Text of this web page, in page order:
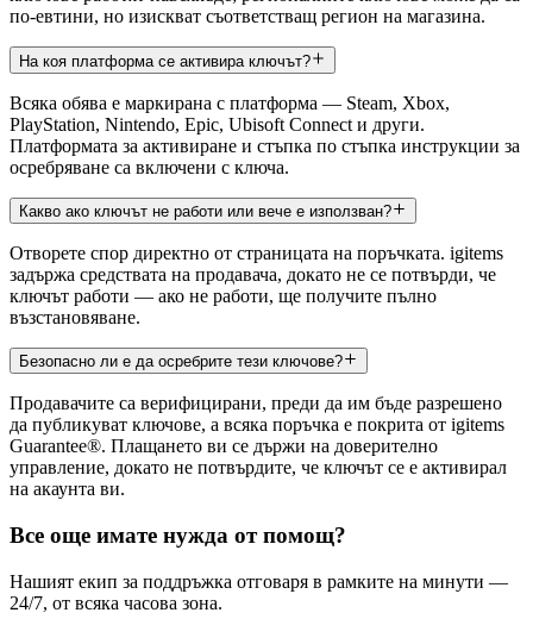
по-евтини, но изискват съответстващ регион на магазина.
На коя платформа се активира ключът?
Всяка обява е маркирана с платформа — Steam, Xbox,
PlayStation, Nintendo, Epic, Ubisoft Connect и други.
Платформата за активиране и стъпка по стъпка инструкции за
осребряване са включени с ключа.
Какво ако ключът не работи или вече е използван?
Отворете спор директно от страницата на поръчката. igitems
задържа средствата на продавача, докато не се потвърди, че
ключът работи — ако не работи, ще получите пълно
възстановяване.
Безопасно ли е да осребрите тези ключове?
Продавачите са верифицирани, преди да им бъде разрешено
да публикуват ключове, а всяка поръчка е покрита от igitems
Guarantee®. Плащането ви се държи на доверително
управление, докато не потвърдите, че ключът се е активирал
на акаунта ви.
Все още имате нужда от помощ?
Нашият екип за поддръжка отговаря в рамките на минути —
24/7, от всяка часова зона.